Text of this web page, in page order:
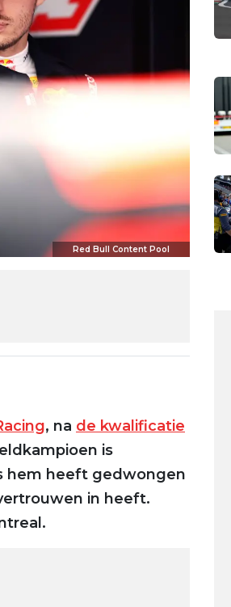
Red Bull Content Pool
, na de kwalificatie
is
hem heeft gedwongen
in heeft.